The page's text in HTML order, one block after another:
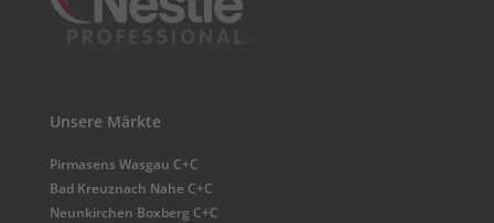
Unsere Märkte
Pirmasens Wasgau C+C
Bad Kreuznach Nahe C+C
Neunkirchen Boxberg C+C